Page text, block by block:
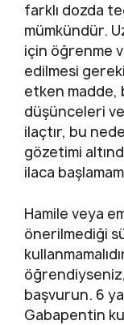
farklı dozda
mümkündür.
için öğrenme
edilmesi
etken madde,
düşünceleri
ilaçtır, bu
gözetimi
ilaca
Hamile veya
önerilmediği
başvurun. 6
Gabapentin